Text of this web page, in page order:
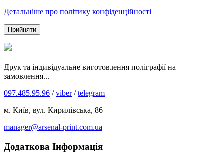
Детальніше про політику конфіденційності
Прийняти
Друк та індивідуальне виготовлення поліграфії на
замовлення...
097.485.95.96 /viber/telegram
м. Київ, вул. Кирилівська, 86
manager@arsenal-print.com.ua
Додаткова Інформація